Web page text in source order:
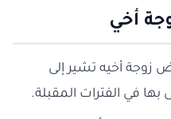
أخي
زوجة أخيه تشير إلى
بها في الفترات المقبلة.